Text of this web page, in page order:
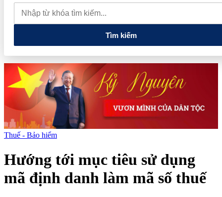
lao dốc mất mốc 100.000 đồng/kg
Chính phủ kiến tạo hệ sinh
thái phát triển, nâng tầm kinh tế tư nhân
Tìm kiếm
Thuế - Bảo hiểm
Hướng tới mục tiêu sử dụng
mã định danh làm mã số thuế